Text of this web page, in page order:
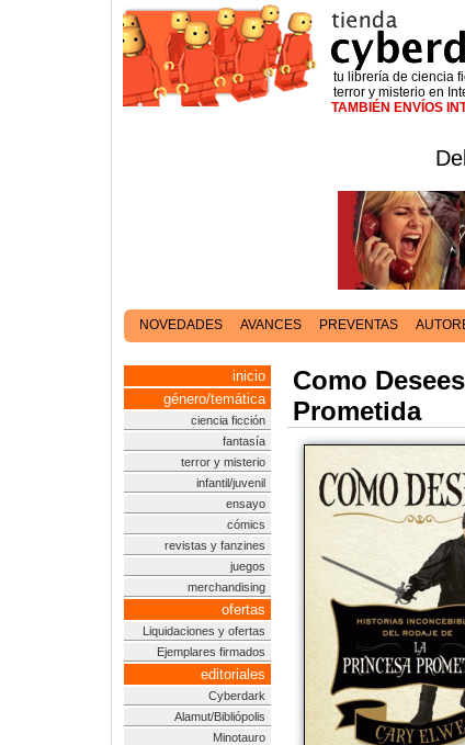
tu librería de ciencia
terror y misterio en
TAMBIÉN ENVÍOS
NOVEDADES AVANCES PREVENTAS
inicio
género/temática
ciencia ficción
fantasía
terror y misterio
infantil/juvenil
ensayo
cómics
revistas y fanzines
juegos
merchandising
ofertas
Liquidaciones y ofertas
Ejemplares firmados
editoriales
Cyberdark
Alamut/Bibliópolis
Minotauro
Como
Prometida